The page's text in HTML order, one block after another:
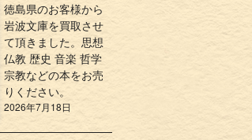
徳島県のお客様から
岩波文庫を買取させ
て頂きました。思想
仏教 歴史 音楽 哲学
宗教などの本をお売
りください。
2026年7月18日